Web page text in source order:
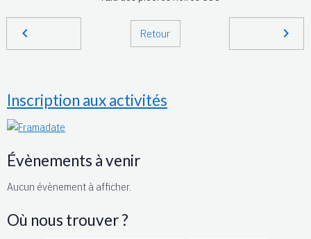
Retour
Inscription aux activités
Évènements à venir
Aucun évènement à afficher.
Où nous trouver ?